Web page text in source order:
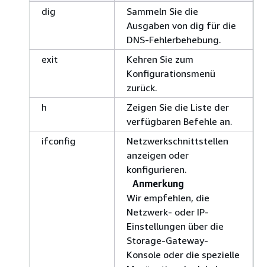
dig
Sammeln Sie die
Ausgaben von dig für die
DNS-Fehlerbehebung.
exit
Kehren Sie zum
Konfigurationsmenü
zurück.
h
Zeigen Sie die Liste der
verfügbaren Befehle an.
ifconfig
Netzwerkschnittstellen
anzeigen oder
konfigurieren.
Anmerkung
Wir empfehlen, die
Netzwerk- oder IP-
Einstellungen über die
Storage-Gateway-
Konsole oder die spezielle